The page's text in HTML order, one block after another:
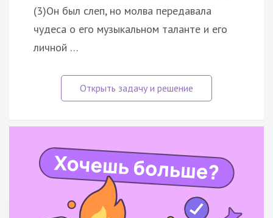
(3)Он был слеп, но молва передавала
чудеса о его музыкальном таланте и его
личной …